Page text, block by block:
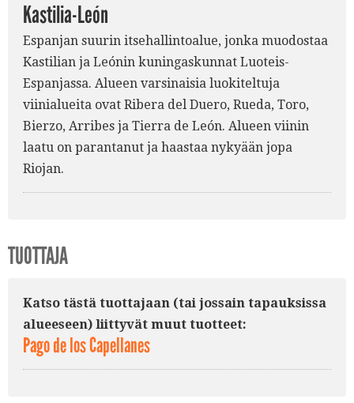
Kastilia-León
Espanjan suurin itsehallintoalue, jonka muodostaa
Kastilian ja Leónin kuningaskunnat Luoteis-
Espanjassa. Alueen varsinaisia luokiteltuja
viinialueita ovat Ribera del Duero, Rueda, Toro,
Bierzo, Arribes ja Tierra de León. Alueen viinin
laatu on parantanut ja haastaa nykyään jopa
Riojan.
TUOTTAJA
Katso tästä tuottajaan (tai jossain tapauksissa
alueeseen) liittyvät muut tuotteet:
Pago de los Capellanes